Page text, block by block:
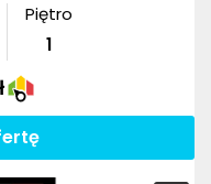
Piętro
1